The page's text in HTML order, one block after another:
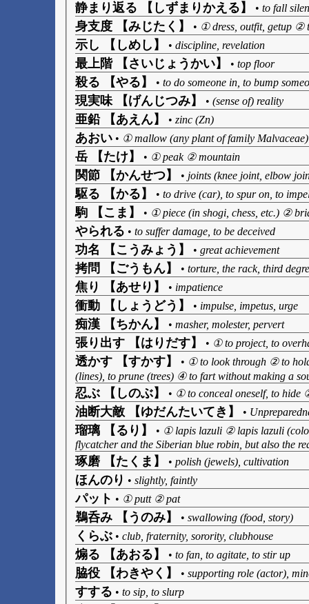
静まり返る 【しずまりかえる】 • to fall
身支度 【みじたく】 • ① dress, outfit, getup ②
示し 【しめし】 • discipline, revelation
最上階 【さいじょうかい】 • top floor
殺る 【やる】 • to do someone in, to bump
現実味 【げんじつみ】 • (sense of) reality
亜鉛 【あえん】 • zinc (Zn)
あおい • ① mallow (any plant of family
岳 【たけ】 • ① peak ② mountain
関節 【かんせつ】 • joints (knee joint, elbow
駆る 【かる】 • to drive (car), to spur on, to
駒 【こま】 • ① piece (in shogi, chess, etc.) ②
やられる • to suffer damage, to be deceived
功名 【こうみょう】 • great achievement
拷問 【ごうもん】 • torture, the rack, third
焦り 【あせり】 • impatience
衝動 【しょうどう】 • impulse, impetus, urge
痴漢 【ちかん】 • masher, molester, pervert
張り出す 【はりだす】 • ① to project, to
透かす 【すかす】 • ① to look through ② to
(lines), to prune (trees) ④ to fart without making a
忍ぶ 【しのぶ】 • ① to conceal oneself, to hide
油断大敵 【ゆだんたいてき】 •
瑠璃 【るり】 • ① lapis lazuli ② lapis lazuli
flycatcher and the Siberian blue robin, but also the
琢磨 【たくま】 • polish (jewels), cultivation
ほんのり • slightly, faintly
パット • ① putt ② pat
鵜呑み 【うのみ】 • swallowing (food, story)
くらぶ • club, fraternity, sorority, clubhouse
煽る 【あおる】 • to fan, to agitate, to stir up
脇役 【わきやく】 • supporting role (actor),
すする • to sip, to slurp